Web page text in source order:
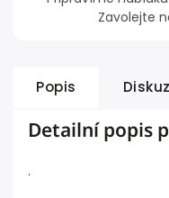
Zavolejte
Popis
Detailní popis
.